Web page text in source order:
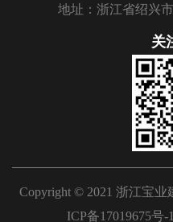
地址：浙江省绍兴
关
Copyright © 2021 浙江宝
ICP备17019675号-1